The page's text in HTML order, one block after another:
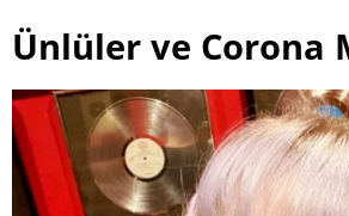
Ünlüler ve Corona